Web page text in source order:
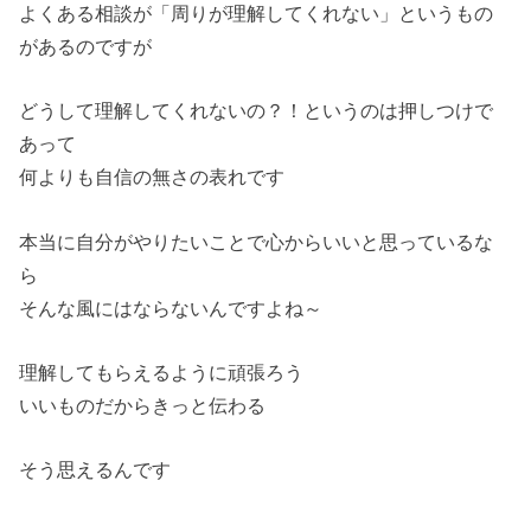
よくある相談が「周りが理解してくれない」というもの
があるのですが
どうして理解してくれないの？！というのは押しつけで
あって
何よりも自信の無さの表れです
本当に自分がやりたいことで心からいいと思っているな
ら
そんな風にはならないんですよね～
理解してもらえるように頑張ろう
いいものだからきっと伝わる
そう思えるんです